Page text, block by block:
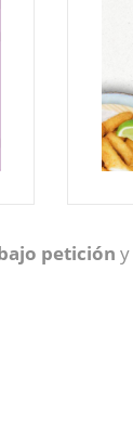
petición y